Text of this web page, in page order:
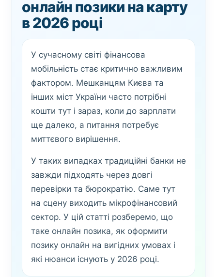
онлайн позики на карту
в 2026 році
У сучасному світі фінансова
мобільність стає критично важливим
фактором. Мешканцям Києва та
інших міст України часто потрібні
кошти тут і зараз, коли до зарплати
ще далеко, а питання потребує
миттєвого вирішення.
У таких випадках традиційні банки не
завжди підходять через довгі
перевірки та бюрократію. Саме тут
на сцену виходить мікрофінансовий
сектор. У цій статті розберемо, що
таке онлайн позика, як оформити
позику онлайн на вигідних умовах і
які нюанси існують у 2026 році.